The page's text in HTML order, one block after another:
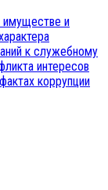
имуществе и
к служебному
интересов
коррупции